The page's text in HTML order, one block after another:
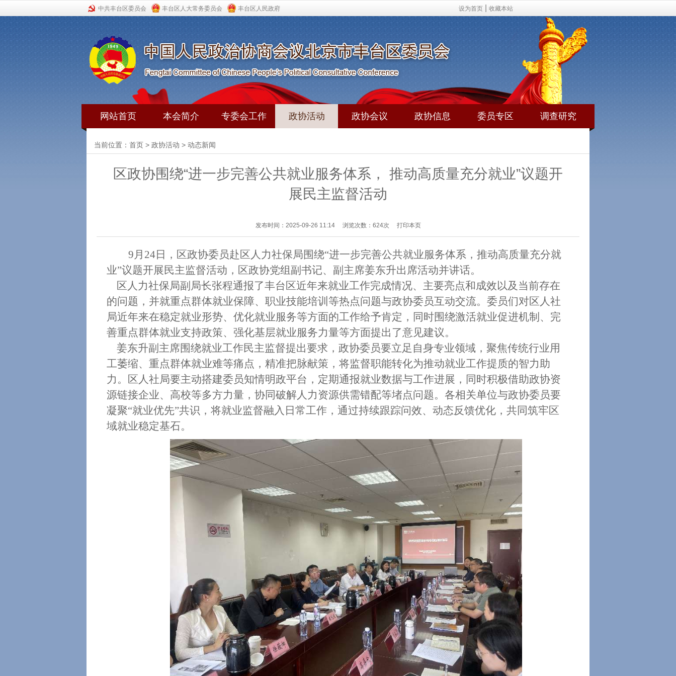
中共丰台区委员会 丰台区人大常务委员会 丰台区人民政府 设为首页 收藏本站
网站首页 本会简介 专委会工作 政协活动 政协会议 政协信息 委员专区 调查研究
当前位置： 首页 > 政协活动 > 动态新闻
区政协围绕“进一步完善公共就业服务体系， 推动高质量充分就业”议题开
展民主监督活动
发布时间：2025-09-26 11:14 浏览次数： 624次 打印本页
9月 24日，区政协委员赴区人力社保局围绕“进一步完善公共就业服务体系，推动高质量充分就
业”议题开展民主监督活动 ， 区政协党组副书记、副主席姜东升出席活动并讲话。
区人力社保局副局长张程通报了丰台区近年来就业工作完成情况、 主要亮点和成效以及当前存在
的问题，并就重点群体就业保障、职业技能培训等热点问题与政协委员互动交流。委员们对区人社
局近年来在稳定就业形势、优化就业服务等方面的工作给予肯定，同时围绕激活就业促进机制、 完
善重点群体就业支持政策、强化基层就业服务力量等方面提出了意见建议。
姜东升副主席围绕就业工作民主监督提出要求，政协委员要立足自身专业领域，聚焦传统行业用
工萎缩、重点群体就业难等痛点，精准把脉献策，将监督职能转化为推动就业工作提质的智力助
力 。
区人社局要主动搭建委员知情明政平台，定期通报就业数据与工作进展，同时积极借助政协资
源链接企业、高校等多方力量，协同破解人力资源供需错配等堵点问题。 各相关单位与政协委员要
凝聚“就业优先”共识，将就业监督融入日常工作，通过持续跟踪问效、动态反馈优化，共同筑牢区
域就业稳定基石。